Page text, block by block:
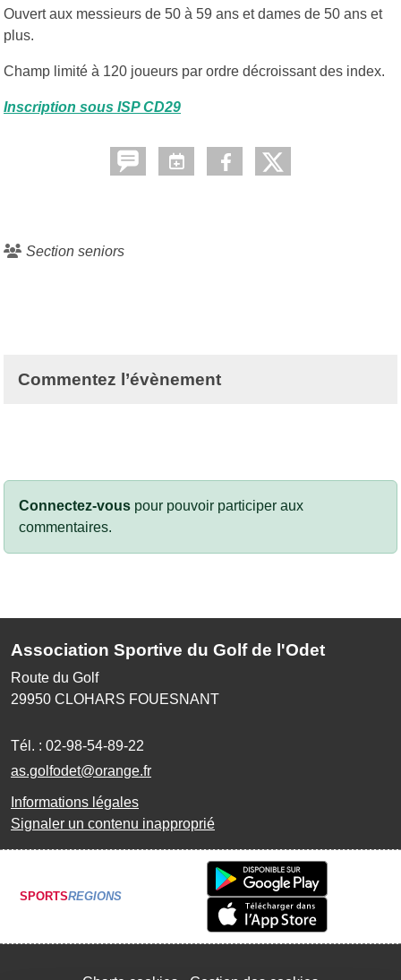
Ouvert aux messieurs de 50 à 59 ans et dames de 50 ans et
plus.
Champ limité à 120 joueurs par ordre décroissant des index.
Inscription sous ISP CD29
Section seniors
Commentez l’évènement
Connectez-vous pour pouvoir participer aux
commentaires.
Association Sportive du Golf de l'Odet
Route du Golf
29950 CLOHARS FOUESNANT
Tél. : 02-98-54-89-22
as.golfodet@orange.fr
Informations légales
Signaler un contenu inapproprié
SPORTSREGIONS